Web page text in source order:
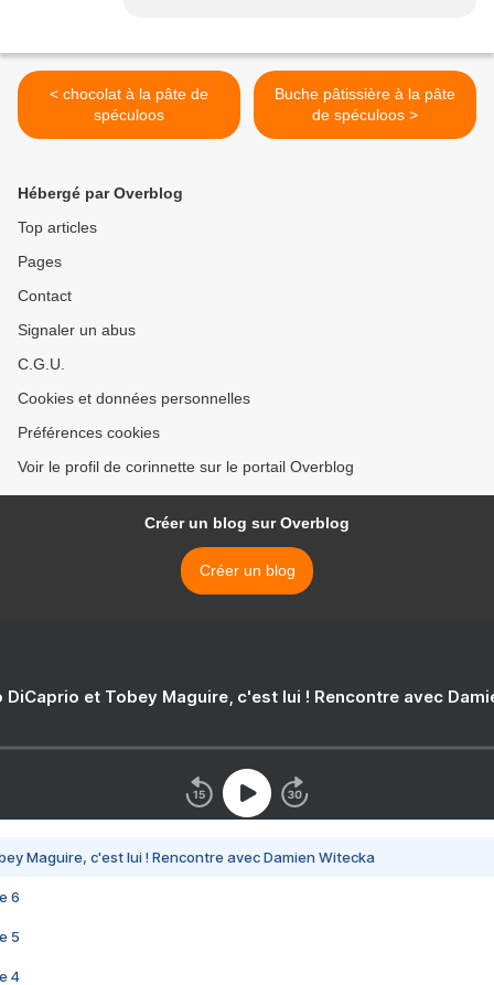
< chocolat à la pâte de
spéculoos
Buche pâtissière à la pâte
de spéculoos >
Hébergé par Overblog
Top articles
Pages
Contact
Signaler un abus
C.G.U.
Cookies et données personnelles
Préférences cookies
Voir le profil de corinnette sur le portail Overblog
Créer un blog sur Overblog
Créer un blog
DiCaprio et Tobey Maguire, c'est lui ! Rencontre avec
Maguire, c'est lui ! Rencontre avec Damien Witecka
6
5
4